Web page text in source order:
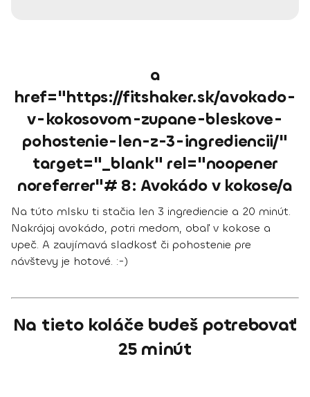
a
href="https://fitshaker.sk/avokado-
v-kokosovom-zupane-bleskove-
pohostenie-len-z-3-ingrediencii/"
target="_blank" rel="noopener
noreferrer"# 8: Avokádo v kokose/a
Na túto mlsku ti stačia len 3 ingrediencie a 20 minút.
Nakrájaj avokádo, potri medom, obaľ v kokose a
upeč. A zaujímavá sladkosť či pohostenie pre
návštevy je hotové. :-)
Na tieto koláče budeš potrebovať
25 minút